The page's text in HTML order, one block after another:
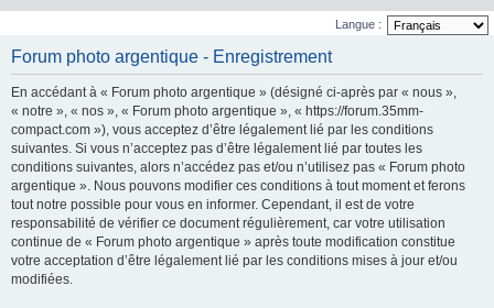
Langue :
Forum photo argentique - Enregistrement
En accédant à « Forum photo argentique » (désigné ci-après par « nous »,
« notre », « nos », « Forum photo argentique », « https://forum.35mm-
compact.com »), vous acceptez d’être légalement lié par les conditions
suivantes. Si vous n’acceptez pas d’être légalement lié par toutes les
conditions suivantes, alors n’accédez pas et/ou n’utilisez pas « Forum photo
argentique ». Nous pouvons modifier ces conditions à tout moment et ferons
tout notre possible pour vous en informer. Cependant, il est de votre
responsabilité de vérifier ce document régulièrement, car votre utilisation
continue de « Forum photo argentique » après toute modification constitue
votre acceptation d’être légalement lié par les conditions mises à jour et/ou
modifiées.